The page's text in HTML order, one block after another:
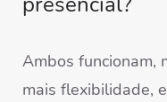
Ambos funcionam,
mais flexibilidade,